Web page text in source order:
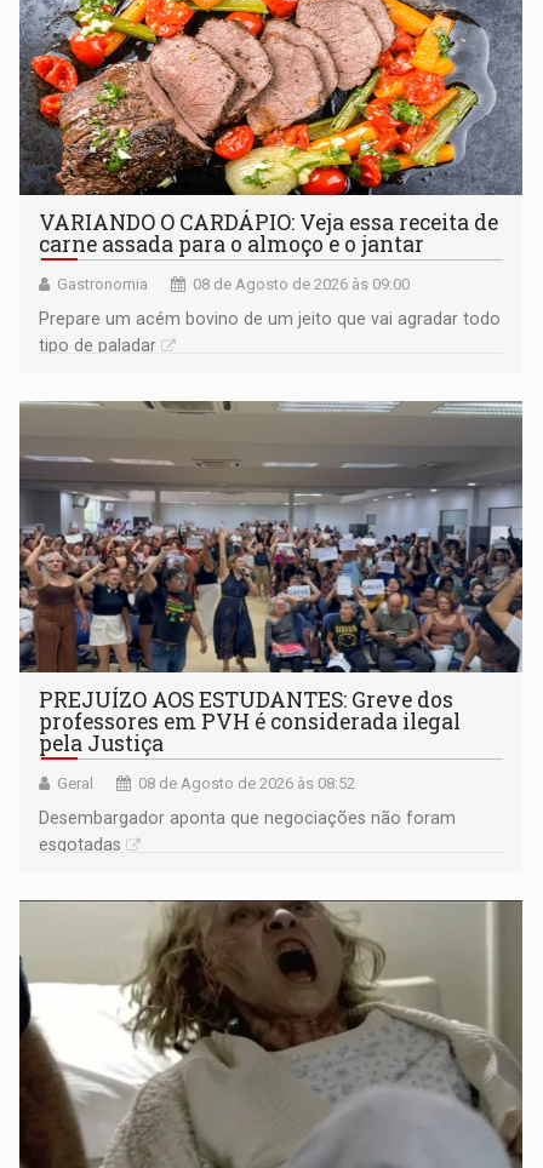
VARIANDO O CARDÁPIO: Veja essa receita de
carne assada para o almoço e o jantar
Gastronomia 08 de Agosto de 2026 às 09:00
Prepare um acém bovino de um jeito que vai agradar todo
tipo de paladar
PREJUÍZO AOS ESTUDANTES: Greve dos
professores em PVH é considerada ilegal
pela Justiça
Geral 08 de Agosto de 2026 às 08:52
Desembargador aponta que negociações não foram
esgotadas